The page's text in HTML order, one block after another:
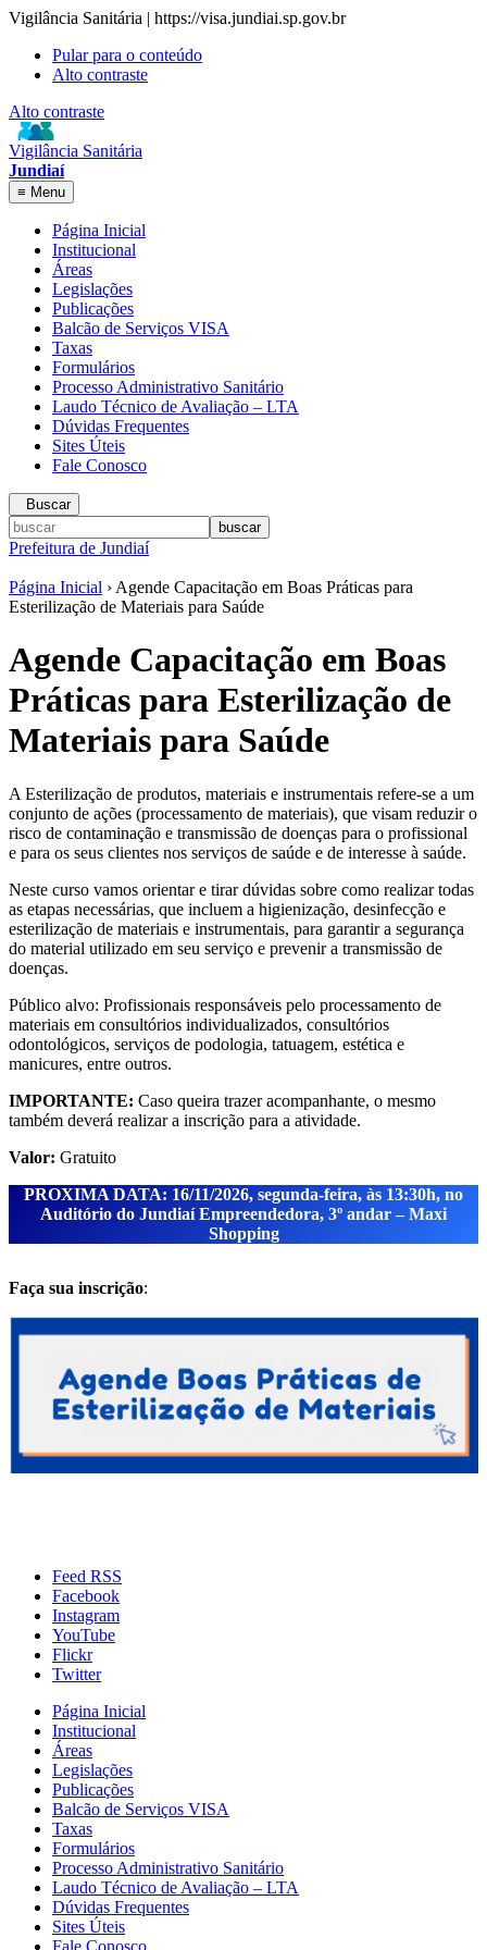
Vigilância Sanitária | https://visa.jundiai.sp.gov.br
Pular para o conteúdo
Alto contraste
Alto contraste
Vigilância Sanitária
Jundiaí
≡ Menu
Página Inicial
Institucional
Áreas
Legislações
Publicações
Balcão de Serviços VISA
Taxas
Formulários
Processo Administrativo Sanitário
Laudo Técnico de Avaliação – LTA
Dúvidas Frequentes
Sites Úteis
Fale Conosco
Buscar
Prefeitura de Jundiaí
Página Inicial › Agende Capacitação em Boas Práticas para
Esterilização de Materiais para Saúde
Agende Capacitação em Boas
Práticas para Esterilização de
Materiais para Saúde
A Esterilização de produtos, materiais e instrumentais refere-se a um
conjunto de ações (processamento de materiais), que visam reduzir o
risco de contaminação e transmissão de doenças para o profissional
e para os seus clientes nos serviços de saúde e de interesse à saúde.
Neste curso vamos orientar e tirar dúvidas sobre como realizar todas
as etapas necessárias, que incluem a higienização, desinfecção e
esterilização de materiais e instrumentais, para garantir a segurança
do material utilizado em seu serviço e prevenir a transmissão de
doenças.
Público alvo: Profissionais responsáveis pelo processamento de
materiais em consultórios individualizados, consultórios
odontológicos, serviços de podologia, tatuagem, estética e
manicures, entre outros.
IMPORTANTE: Caso queira trazer acompanhante, o mesmo
também deverá realizar a inscrição para a atividade.
Valor: Gratuito
PROXIMA DATA: 16/11/2026, segunda-feira, às 13:30h, no
Auditório do Jundiaí Empreendedora, 3º andar – Maxi
Shopping
Faça sua inscrição:
Feed RSS
Facebook
Instagram
YouTube
Flickr
Twitter
Página Inicial
Institucional
Áreas
Legislações
Publicações
Balcão de Serviços VISA
Taxas
Formulários
Processo Administrativo Sanitário
Laudo Técnico de Avaliação – LTA
Dúvidas Frequentes
Sites Úteis
Fale Conosco